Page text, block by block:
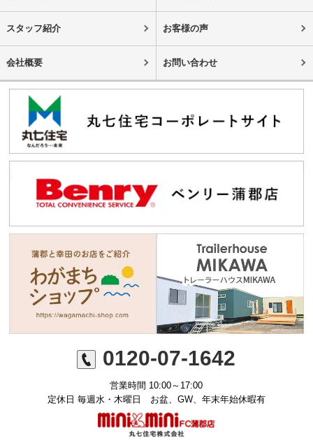
スタッフ紹介 お客様の声
会社概要 お問い合わせ
0120-07-1642
営業時間 10:00～17:00
定休日 毎週水・木曜日 お盆、GW、年末年始休暇有